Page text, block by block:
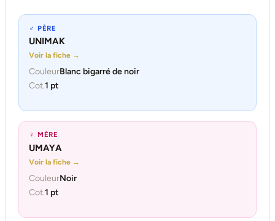
♂ PÈRE
UNIMAK
Voir la fiche →
CouleurBlanc bigarré de noir
Cot.1 pt
♀ MÈRE
UMAYA
Voir la fiche →
CouleurNoir
Cot.1 pt